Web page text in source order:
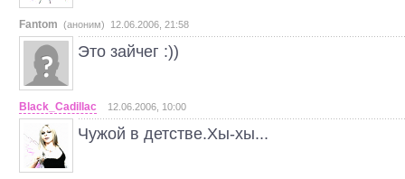
Fantom (аноним) 12.06.2006, 21:58
Это зайчег :))
Black_Cadillac 12.06.2006, 10:00
Чужой в детстве.Хы-хы...